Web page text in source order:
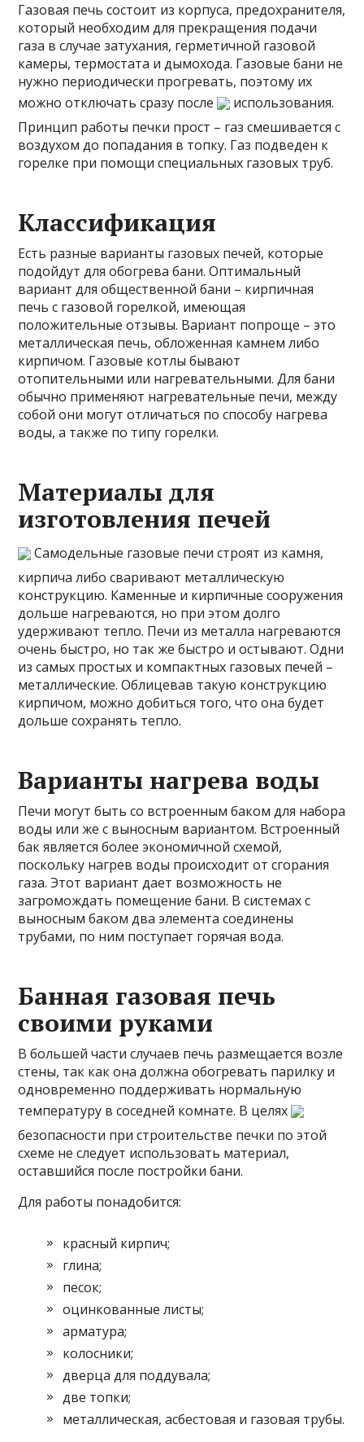
Газовая печь состоит из корпуса, предохранителя,
который необходим для прекращения подачи
газа в случае затухания, герметичной газовой
камеры, термостата и дымохода. Газовые бани не
нужно периодически прогревать, поэтому их
можно отключать сразу после
использования.
Принцип работы печки прост – газ смешивается с
воздухом до попадания в топку. Газ подведен к
горелке при помощи специальных газовых труб.
Классификация
Есть разные варианты газовых печей, которые
подойдут для обогрева бани. Оптимальный
вариант для общественной бани – кирпичная
печь с газовой горелкой, имеющая
положительные отзывы. Вариант попроще – это
металлическая печь, обложенная камнем либо
кирпичом. Газовые котлы бывают
отопительными или нагревательными. Для бани
обычно применяют нагревательные печи, между
собой они могут отличаться по способу нагрева
воды, а также по типу горелки.
Материалы для
изготовления печей
Самодельные газовые печи строят из камня,
кирпича либо сваривают металлическую
конструкцию. Каменные и кирпичные сооружения
дольше нагреваются, но при этом долго
удерживают тепло. Печи из металла нагреваются
очень быстро, но так же быстро и остывают. Одни
из самых простых и компактных газовых печей –
металлические. Облицевав такую конструкцию
кирпичом, можно добиться того, что она будет
дольше сохранять тепло.
Варианты нагрева воды
Печи могут быть со встроенным баком для набора
воды или же с выносным вариантом. Встроенный
бак является более экономичной схемой,
поскольку нагрев воды происходит от сгорания
газа. Этот вариант дает возможность не
загромождать помещение бани. В системах с
выносным баком два элемента соединены
трубами, по ним поступает горячая вода.
Банная газовая печь
своими руками
В большей части случаев печь размещается возле
стены, так как она должна обогревать парилку и
одновременно поддерживать нормальную
температуру в соседней комнате. В целях
безопасности при строительстве печки по этой
схеме не следует использовать материал,
оставшийся после постройки бани.
Для работы понадобится:
красный кирпич;
глина;
песок;
оцинкованные листы;
арматура;
колосники;
дверца для поддувала;
две топки;
металлическая, асбестовая и газовая трубы.